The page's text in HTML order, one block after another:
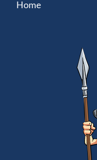
Home